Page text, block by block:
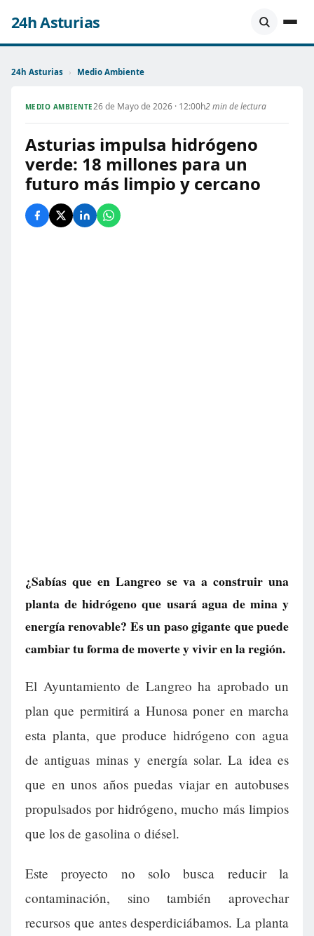
24h Asturias
24h Asturias › Medio Ambiente
MEDIO AMBIENTE26 de Mayo de 2026 · 12:00h2 min de lectura
Asturias impulsa hidrógeno
verde: 18 millones para un
futuro más limpio y cercano
¿Sabías que en Langreo se va a construir una
planta de hidrógeno que usará agua de mina y
energía renovable? Es un paso gigante que puede
cambiar tu forma de moverte y vivir en la región.
El Ayuntamiento de Langreo ha aprobado un
plan que permitirá a Hunosa poner en marcha
esta planta, que produce hidrógeno con agua
de antiguas minas y energía solar. La idea es
que en unos años puedas viajar en autobuses
propulsados por hidrógeno, mucho más limpios
que los de gasolina o diésel.
Este proyecto no solo busca reducir la
contaminación, sino también aprovechar
recursos que antes desperdiciábamos. La planta